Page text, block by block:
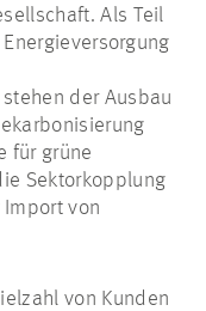
Als Teil
stehen der Ausbau
für grüne
Sektorkopplung
von
von Kunden